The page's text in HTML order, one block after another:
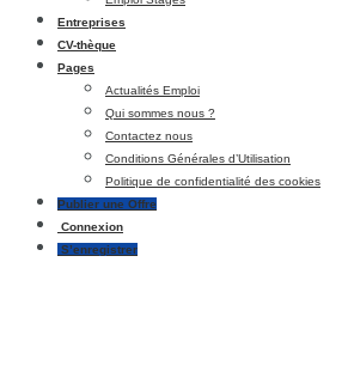
Entreprises
CV-thèque
Pages
Actualités Emploi
Qui sommes nous ?
Contactez nous
Conditions Générales d’Utilisation
Politique de confidentialité des cookies
Publier une Offre
Connexion
S’enregistrer